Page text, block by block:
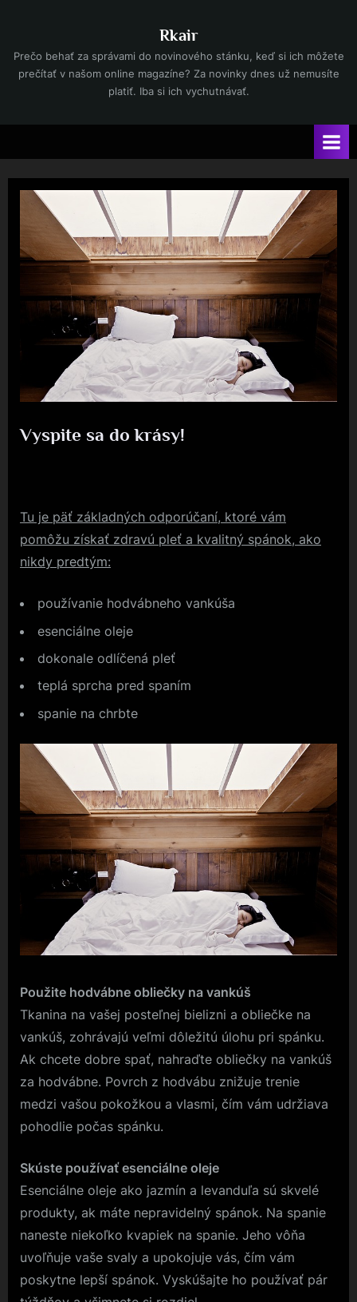
content
Rkair
Prečo behať za správami do novinového stánku, keď si ich môžete
prečítať v našom online magazíne? Za novinky dnes už nemusíte
platiť. Iba si ich vychutnávať.
Vyspite sa do krásy!
Tu je päť základných odporúčaní, ktoré vám
pomôžu získať zdravú pleť a kvalitný spánok, ako
nikdy predtým:
používanie hodvábneho vankúša
esenciálne oleje
dokonale odlíčená pleť
teplá sprcha pred spaním
spanie na chrbte
Použite hodvábne obliečky na vankúš
Tkanina na vašej posteľnej bielizni a obliečke na
vankúš, zohrávajú veľmi dôležitú úlohu pri spánku.
Ak chcete dobre spať, nahraďte obliečky na vankúš
za hodvábne. Povrch z hodvábu znižuje trenie
medzi vašou pokožkou a vlasmi, čím vám udržiava
pohodlie počas spánku.
Skúste používať esenciálne oleje
Esenciálne oleje ako jazmín a levanduľa sú skvelé
produkty, ak máte nepravidelný spánok. Na spanie
naneste niekoľko kvapiek na spanie. Jeho vôňa
uvoľňuje vaše svaly a upokojuje vás, čím vám
poskytne lepší spánok. Vyskúšajte ho používať pár